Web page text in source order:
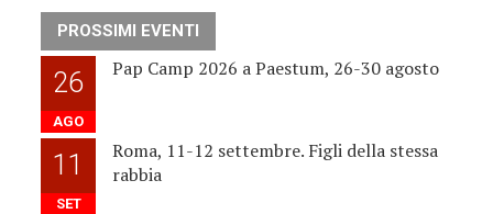
PROSSIMI EVENTI
26
AGO
Pap Camp 2026 a Paestum, 26-30 agosto
11
SET
Roma, 11-12 settembre. Figli della stessa
rabbia